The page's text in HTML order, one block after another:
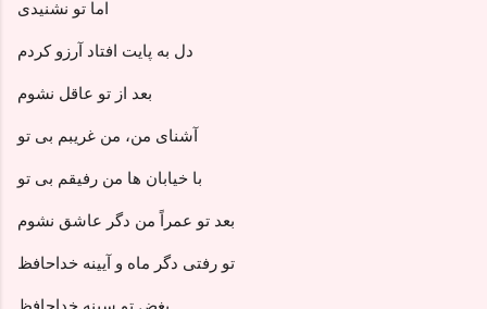
اما تو نشنیدی
دل به پایت افتاد آرزو کردم
بعد از تو عاقل نشوم
آشنای من، من غریبم بی تو
با خیابان ها من رفیقم بی تو
بعد تو عمراً من دگر عاشق نشوم
تو رفتی دگر ماه و آیینه خداحافظ